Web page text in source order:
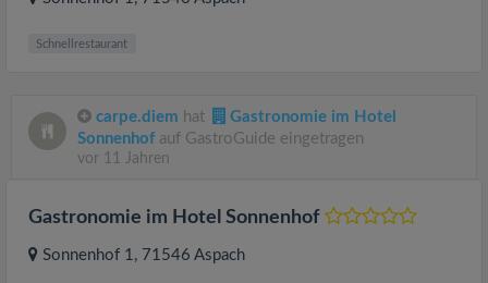
Schnellrestaurant
carpe.diem hat
Gastronomie im Hotel
Sonnenhof auf GastroGuide eingetragen
vor 11 Jahren
Gastronomie im Hotel Sonnenhof
Sonnenhof 1, 71546 Aspach